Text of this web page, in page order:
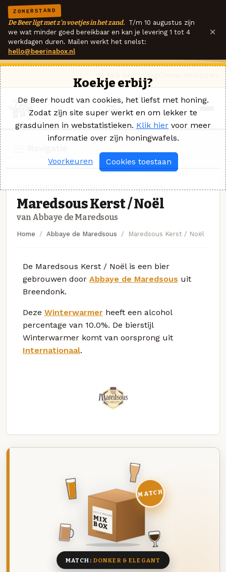
ZOMERSTAND
De Beer ligt met z'n voetjes in het zand. T/m 10 augustus zijn
we wat minder goed bereikbaar en kan je levering 1 tot 4
werkdagen duren. Mailen werkt het snelst:
hello@beerinabox.nl
×
Maredsous Kerst / Noël
van Abbaye de Maredsous
Home Abbaye de Maredsous Maredsous Kerst / Noël
De Maredsous Kerst / Noël is een bier
gebrouwen door Abbaye de Maredsous uit
Breendonk.
Deze Winterwarmer heeft een alcohol
percentage van 10.0%. De bierstijl
Winterwarmer komt van oorsprong uit
Internationaal.
DEZE MAAND
MIX
BOX
8 BIEREN
MATCH
MATCH: DONKER & ELEGANT
Koekje erbij?
De Beer houdt van cookies, het liefst met honing.
Zodat zijn site super werkt en om lekker te
grasduinen in webstatistieken. Klik hier voor meer
informatie over zijn honingwafels.
Voorkeuren Cookies toestaan